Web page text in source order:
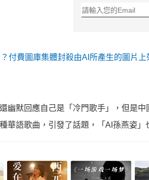
付費圖庫集體封殺由AI所產生的圖片上
幽默回應自己是「冷門歌手」，但是
華語歌曲，引發了話題，「AI孫燕姿」